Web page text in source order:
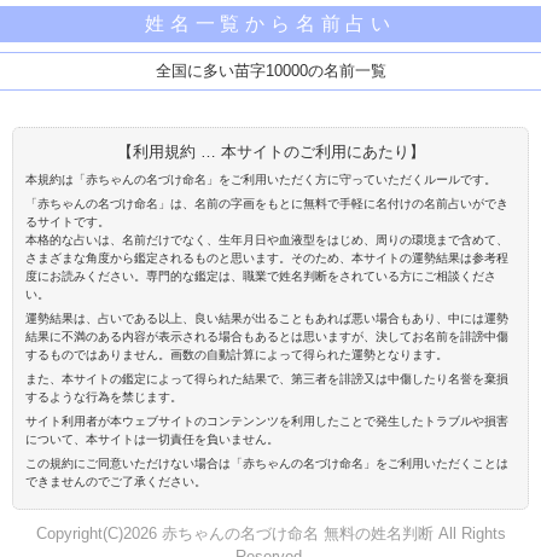
姓名一覧から名前占い
全国に多い苗字10000の名前一覧
【利用規約 … 本サイトのご利用にあたり】
本規約は「赤ちゃんの名づけ命名」をご利用いただく方に守っていただくルールです。
「赤ちゃんの名づけ命名」は、名前の字画をもとに無料で手軽に名付けの名前占いができ
るサイトです。
本格的な占いは、名前だけでなく、生年月日や血液型をはじめ、周りの環境まで含めて、
さまざまな角度から鑑定されるものと思います。そのため、本サイトの運勢結果は参考程
度にお読みください。専門的な鑑定は、職業で姓名判断をされている方にご相談くださ
い。
運勢結果は、占いである以上、良い結果が出ることもあれば悪い場合もあり、中には運勢
結果に不満のある内容が表示される場合もあるとは思いますが、決してお名前を誹謗中傷
するものではありません。画数の自動計算によって得られた運勢となります。
また、本サイトの鑑定によって得られた結果で、第三者を誹謗又は中傷したり名誉を棄損
するような行為を禁じます。
サイト利用者が本ウェブサイトのコンテンンツを利用したことで発生したトラブルや損害
について、本サイトは一切責任を負いません。
この規約にご同意いただけない場合は「赤ちゃんの名づけ命名」をご利用いただくことは
できませんのでご了承ください。
Copyright(C)2026 赤ちゃんの名づけ命名 無料の姓名判断 All Rights